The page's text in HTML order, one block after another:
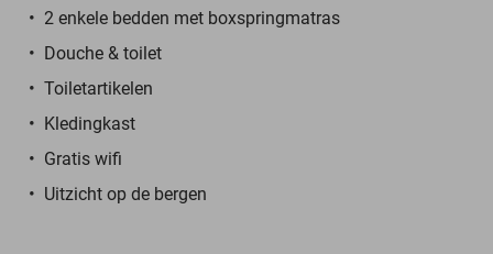
2 enkele bedden met boxspringmatras
Douche & toilet
Toiletartikelen
Kledingkast
Gratis wifi
Uitzicht op de bergen